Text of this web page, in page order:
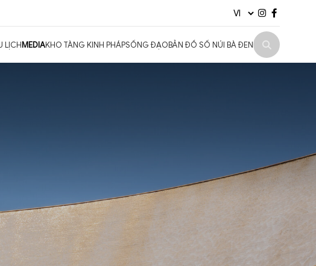
LỊCHMEDIAKHO TÀNG KINH PHÁPSỐNG ĐẠOBẢN ĐỒ SỐ NÚI BÀ ĐEN